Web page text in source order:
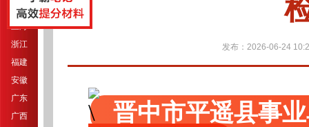
江苏
上海
浙江
福建
安徽
广东
广西
发布：2026-06-24
晋中市平遥县事